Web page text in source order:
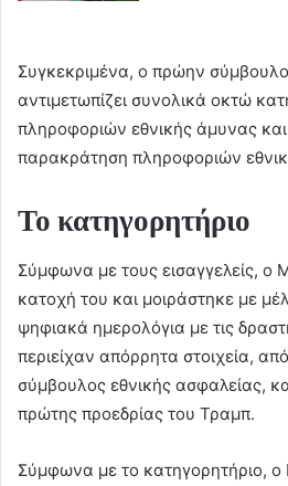
Συγκεκριμένα, ο πρώην
αντιμετωπίζει συνολικά οκτώ
πληροφοριών εθνικής άμυνας και
παρακράτηση πληροφοριών
Το κατηγορητήριο
Σύμφωνα με τους εισαγγελείς, o
κατοχή του και μοιράστηκε με
ψηφιακά ημερολόγια με τις
περιείχαν απόρρητα στοιχεία,
σύμβουλος εθνικής ασφαλείας,
πρώτης προεδρίας του Τραμπ.
Σύμφωνα με το κατηγορητήριο,